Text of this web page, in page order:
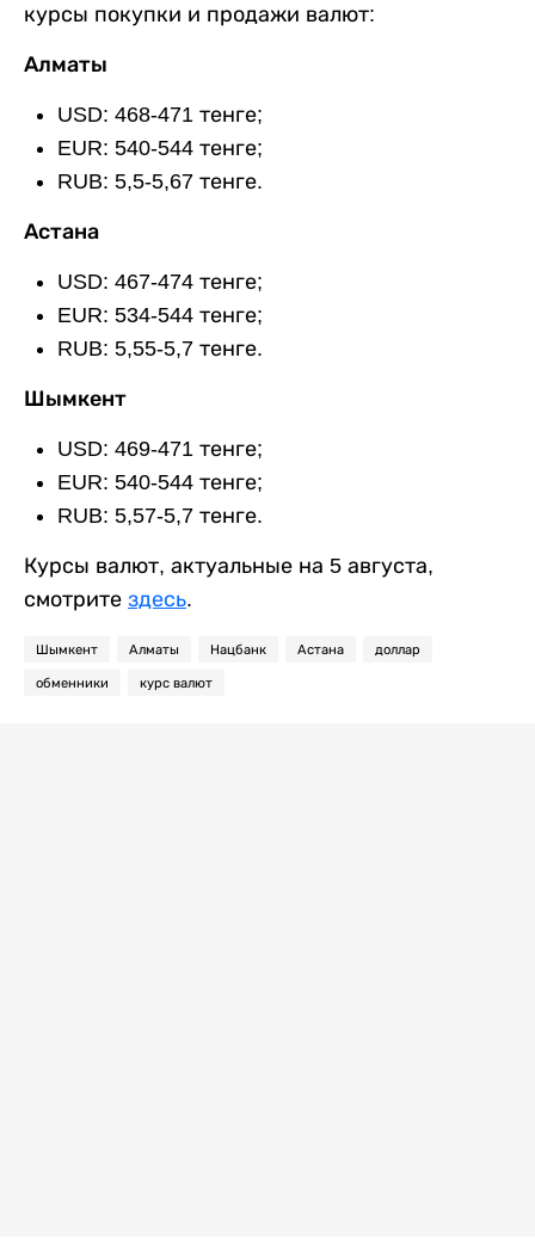
курсы покупки и продажи валют:
Алматы
USD: 468-471 тенге;
EUR: 540-544 тенге;
RUB: 5,5-5,67 тенге.
Астана
USD: 467-474 тенге;
EUR: 534-544 тенге;
RUB: 5,55-5,7 тенге.
Шымкент
USD: 469-471 тенге;
EUR: 540-544 тенге;
RUB: 5,57-5,7 тенге.
Курсы валют, актуальные на 5 августа,
смотрите здесь.
Шымкент Алматы Нацбанк Астана доллар
обменники курс валют